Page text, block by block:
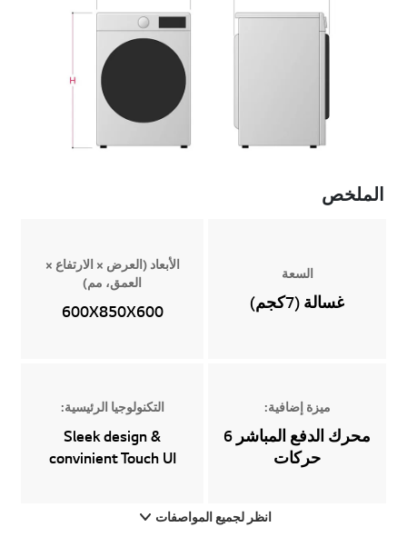
الملخص
السعة
غسالة (7كجم)
الأبعاد (العرض × الارتفاع ×
العمق، مم)
600X850X600
ميزة إضافية:
محرك الدفع المباشر 6
حركات
التكنولوجيا الرئيسية:
Sleek design &
convinient Touch UI
انظر لجميع المواصفات